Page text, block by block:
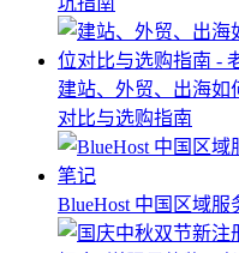
建站、外贸、出海如
对比与选购指南
BlueHost 中国区域